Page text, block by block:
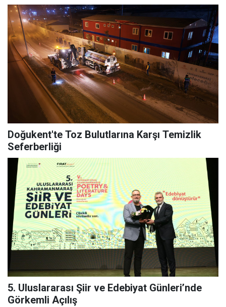
Doğukent'te Toz Bulutlarına Karşı Temizlik
Seferberliği
5. Uluslararası Şiir ve Edebiyat Günleri’nde
Görkemli Açılış